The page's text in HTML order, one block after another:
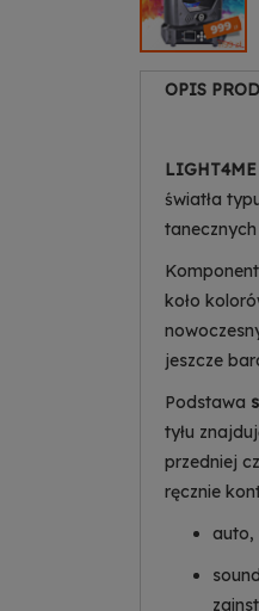
OPIS
światła
tanecznych
koło
jeszcze
Podstawa
tyłu
przedniej
ręcznie
auto,